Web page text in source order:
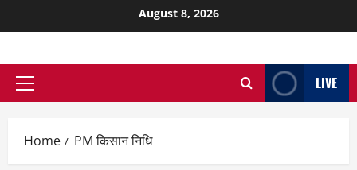
August 8, 2026
LIVE
Home PM किसान निधि